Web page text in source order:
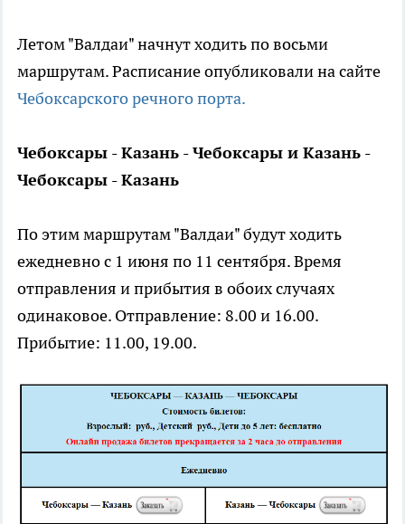
Летом "Валдаи" начнут ходить по восьми
маршрутам. Расписание опубликовали на сайте
Чебоксарского речного порта.
Чебоксары - Казань - Чебоксары и Казань -
Чебоксары - Казань
По этим маршрутам "Валдаи" будут ходить
ежедневно с 1 июня по 11 сентября. Время
отправления и прибытия в обоих случаях
одинаковое. Отправление: 8.00 и 16.00.
Прибытие: 11.00, 19.00.